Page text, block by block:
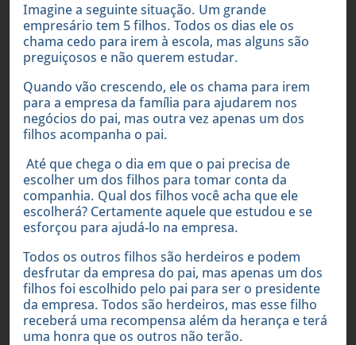
Imagine a seguinte situação. Um grande
empresário tem 5 filhos. Todos os dias ele os
chama cedo para irem à escola, mas alguns são
preguiçosos e não querem estudar.
Quando vão crescendo, ele os chama para irem
para a empresa da família para ajudarem nos
negócios do pai, mas outra vez apenas um dos
filhos acompanha o pai.
Até que chega o dia em que o pai precisa de
escolher um dos filhos para tomar conta da
companhia. Qual dos filhos você acha que ele
escolherá? Certamente aquele que estudou e se
esforçou para ajudá-lo na empresa.
Todos os outros filhos são herdeiros e podem
desfrutar da empresa do pai, mas apenas um dos
filhos foi escolhido pelo pai para ser o presidente
da empresa. Todos são herdeiros, mas esse filho
receberá uma recompensa além da herança e terá
uma honra que os outros não terão.